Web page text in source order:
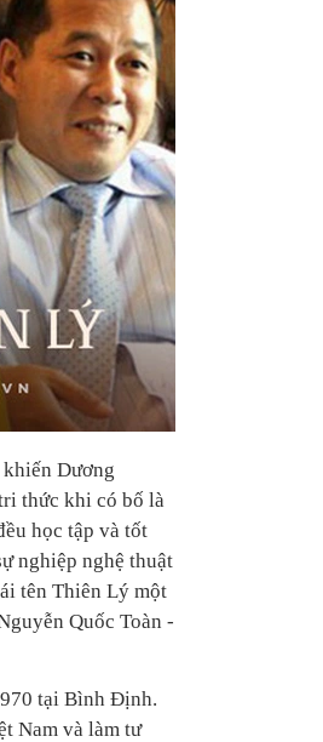
Dương
thức khi có bố là
học tập và tốt
nghiệp nghệ thuật
tên Thiên Lý một
Quốc Toàn -
tại Bình Định.
Nam và làm tư